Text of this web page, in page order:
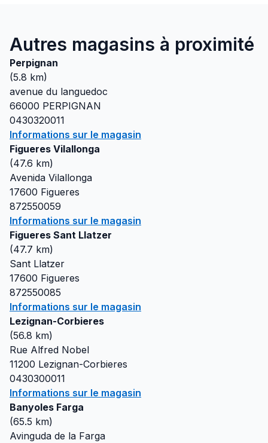
Autres magasins à proximité
Perpignan
(5.8 km)
avenue du languedoc
66000 PERPIGNAN
0430320011
Informations sur le magasin
Figueres Vilallonga
(47.6 km)
Avenida Vilallonga
17600 Figueres
872550059
Informations sur le magasin
Figueres Sant Llatzer
(47.7 km)
Sant Llatzer
17600 Figueres
872550085
Informations sur le magasin
Lezignan-Corbieres
(56.8 km)
Rue Alfred Nobel
11200 Lezignan-Corbieres
0430300011
Informations sur le magasin
Banyoles Farga
(65.5 km)
Avinguda de la Farga